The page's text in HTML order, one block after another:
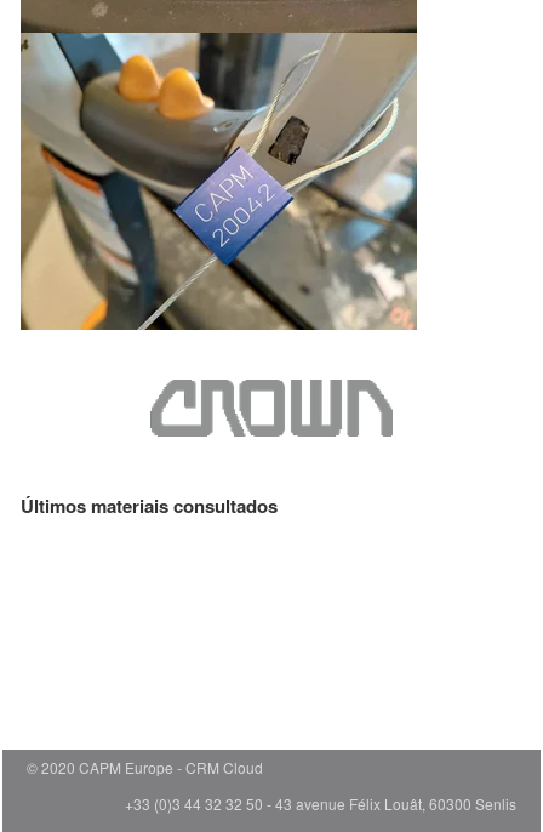
Últimos materiais consultados
© 2020 CAPM Europe
CRM Cloud
+33 (0)3 44 32 32 50 - 43 avenue Félix Louât, 60300 Senlis